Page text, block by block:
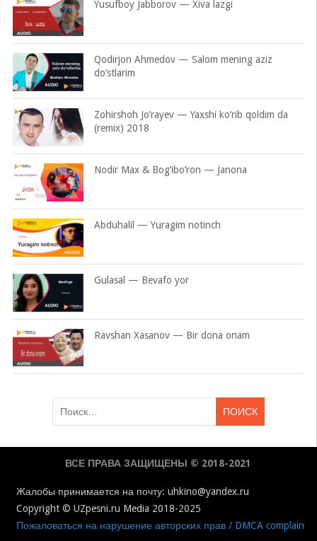
Yusufboy Jabborov — Xiva lazgi
Qodirjon Ahmedov — Salom mening aziz
do’stlarim
Zohirshoh Jo’rayev — Yaxshi ko’rib qoldim da
(remix) 2018
Nodir Max & Bog’ibo’ron — Janona
Abduhalil — Yuragim notinch
Gulasal — Bevafo yor
Ravshan Xasanov — Bir dona onam
ВСЕ ПРАВА ЗАЩИЩЕНЫ © 2018-2021
Жалобы принимается на почту: uhkino@yandex.ru
Copyright © UZpesni.ru Media 2018-2025
Пожаловаться на нарушение авторских прав / DMCA complain